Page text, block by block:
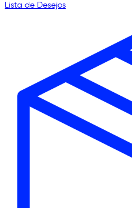
Lista de Desejos